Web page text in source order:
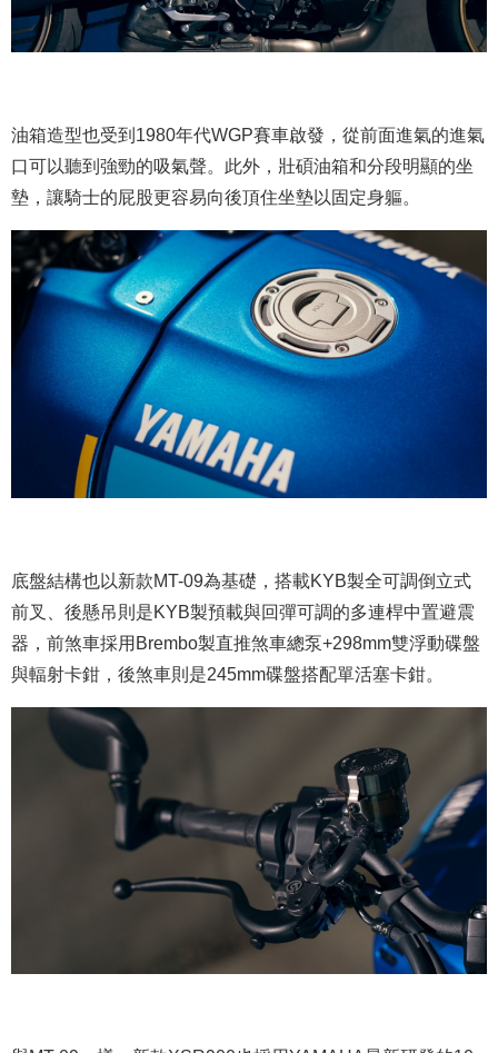
油箱造型也受到1980年代WGP賽車啟發，從前面進氣的進氣
口可以聽到強勁的吸氣聲。此外，壯碩油箱和分段明顯的坐
墊，讓騎士的屁股更容易向後頂住坐墊以固定身軀。
底盤結構也以新款MT-09為基礎，搭載KYB製全可調倒立式
前叉、後懸吊則是KYB製預載與回彈可調的多連桿中置避震
器，前煞車採用Brembo製直推煞車總泵+298mm雙浮動碟盤
與輻射卡鉗，後煞車則是245mm碟盤搭配單活塞卡鉗。